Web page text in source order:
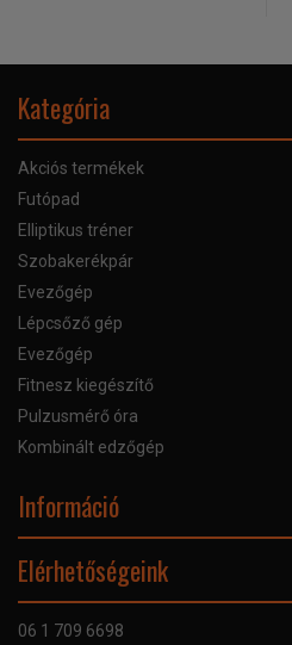
Kategória
Akciós termékek
Futópad
Elliptikus tréner
Szobakerékpár
Evezőgép
Lépcsőző gép
Evezőgép
Fitnesz kiegészítő
Pulzusmérő óra
Kombinált edzőgép
Információ
Bankkártyás fizetés
Elérhetőségeink
06 1 709 6698